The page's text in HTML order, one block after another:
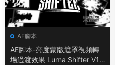
AE腳本
AE腳本-亮度蒙版遮罩視頻轉
場過渡效果 Luma Shifter V1.